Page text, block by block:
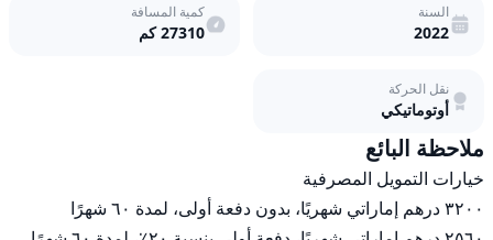
السنة
2022
كمية المسافة
27310كم
نقل الحركة
أوتوماتيكي
ملاحظة البائع